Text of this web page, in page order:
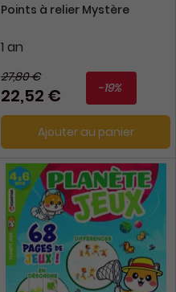
Points à relier Mystère
1 an
27,80 €
22,52 € -19%
Ajouter au panier